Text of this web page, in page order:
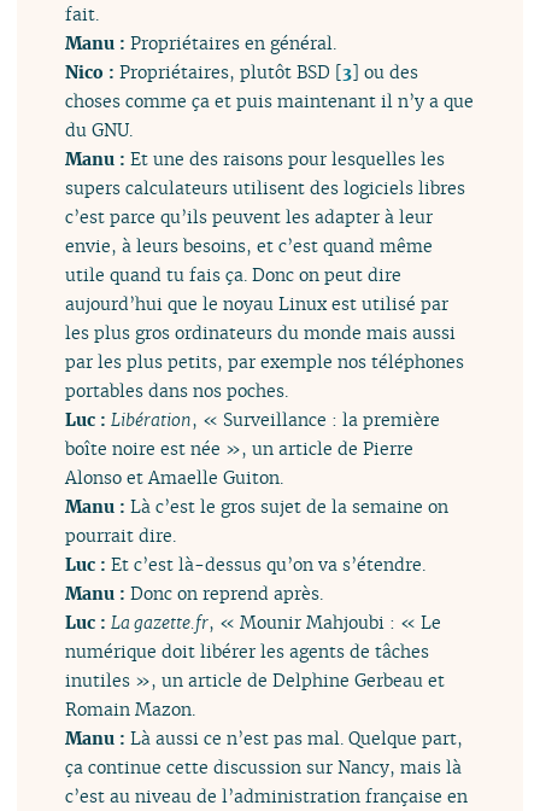
fait.
Manu :Propriétaires en général.
Nico :Propriétaires, plutôt BSD [3] ou des
choses comme ça et puis maintenant il n’y a que
du GNU.
Manu :Et une des raisons pour lesquelles les
supers calculateurs utilisent des logiciels libres
c’est parce qu’ils peuvent les adapter à leur
envie, à leurs besoins, et c’est quand même
utile quand tu fais ça. Donc on peut dire
aujourd’hui que le noyau Linux est utilisé par
les plus gros ordinateurs du monde mais aussi
par les plus petits, par exemple nos téléphones
portables dans nos poches.
Luc : Libération, « Surveillance : la première
boîte noire est née », un article de Pierre
Alonso et Amaelle Guiton.
Manu :Là c’est le gros sujet de la semaine on
pourrait dire.
Luc :Et c’est là-dessus qu’on va s’étendre.
Manu :Donc on reprend après.
Luc : La gazette.fr, « Mounir Mahjoubi : « Le
numérique doit libérer les agents de tâches
inutiles », un article de Delphine Gerbeau et
Romain Mazon.
Manu :Là aussi ce n’est pas mal. Quelque part,
ça continue cette discussion sur Nancy, mais là
c’est au niveau de l’administration française en